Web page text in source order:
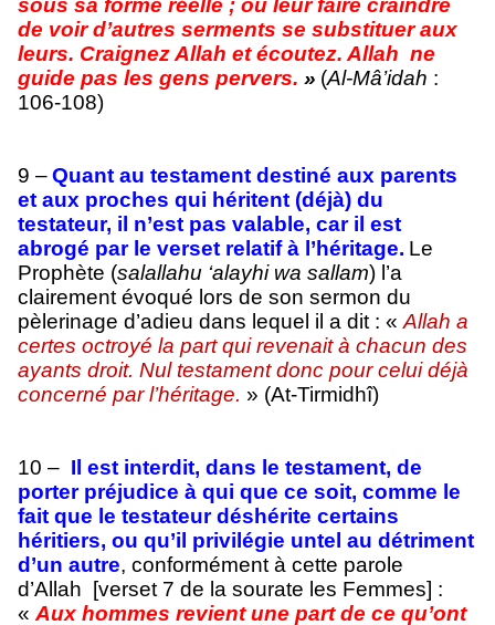
sous sa forme réelle ; ou leur faire craindre
de voir d’autres serments se substituer aux
leurs. Craignez Allah et écoutez. Allah ne
guide pas les gens pervers. » (Al-Mâ’idah :
106-108)
9 –Quant au testament destiné aux parents
et aux proches qui héritent (déjà) du
testateur, il n’est pas valable, car il est
abrogé par le verset relatif à l’héritage. Le
Prophète (salallahu ‘alayhi wa sallam) l’a
clairement évoqué lors de son sermon du
pèlerinage d’adieu dans lequel il a dit : «Allah a
certes octroyé la part qui revenait à chacun des
ayants droit. Nul testament donc pour celui déjà
concerné par l’héritage. » (At-Tirmidhî)
10 – Il est interdit, dans le testament, de
porter préjudice à qui que ce soit, comme le
fait que le testateur déshérite certains
héritiers, ou qu’il privilégie untel au détriment
d’un autre, confor­mé­ment à cette parole
d’Allah [verset 7 de la sourate les Femmes] :
«Aux hommes revient une part de ce qu’ont